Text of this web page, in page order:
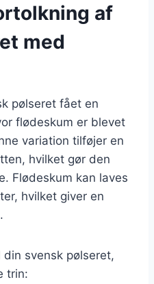
af
med
pølseret fået en
flødeskum er blevet
variation tilføjer en
hvilket gør den
Flødeskum kan laves
hvilket giver en
svensk pølseret,
trin: